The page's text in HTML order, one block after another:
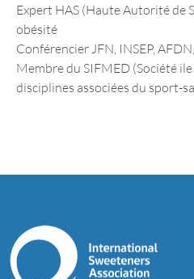
Expert HAS (Haute Autorité de
obésité
Conférencier JFN, INSEP,
Membre du SIFMED (Société
disciplines associées du sport-